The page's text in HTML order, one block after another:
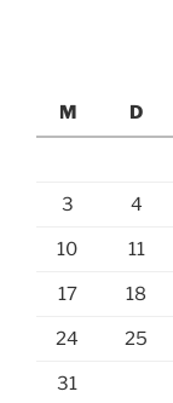
M
D
3 4
10 11
17 18
24 25
31